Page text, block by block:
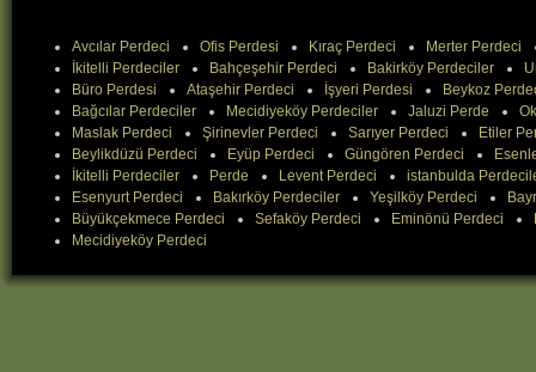
Avcılar Perdeci Ofis Perdesi Kıraç Perdeci
Merter Perdeci
İkitelli Perdeciler
Bahçeşehir Perdeci Bakirköy Perdeciler
Büro Perdesi
Ataşehir Perdeci İşyeri Perdesi
Beykoz
Bağcılar Perdeciler
Mecidiyeköy Perdeciler Jaluzi Perde
Maslak Perdeci
Şirinevler Perdeci Sarıyer Perdeci
Etiler
Beylikdüzü Perdeci
Eyüp Perdeci Güngören Perdeci
İkitelli Perdeciler
Perde Levent Perdeci
istanbulda
Esenyurt Perdeci
Bakırköy Perdeciler Yeşilköy Perdeci
Büyükçekmece Perdeci
Sefaköy Perdeci Eminönü Perdeci
Mecidiyeköy Perdeci